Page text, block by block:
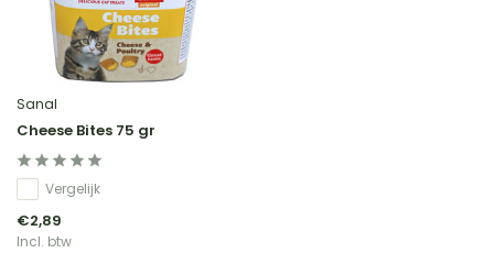
Sanal
Cheese Bites 75 gr
Vergelijk
€2,89
Incl. btw